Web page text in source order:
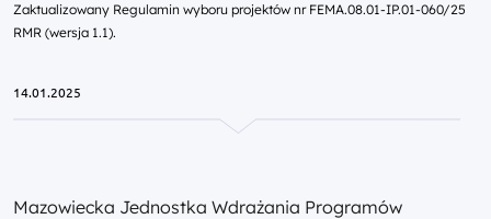
Zaktualizowany Regulamin wyboru projektów nr FEMA.08.01-IP.01-060/25
RMR (wersja 1.1).
14.01.2025
Mazowiecka Jednostka Wdrażania Programów